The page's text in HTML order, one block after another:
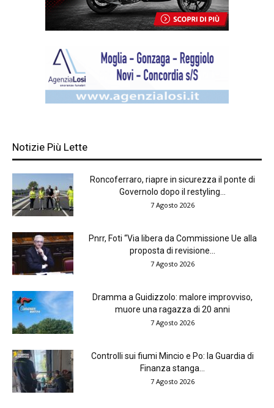
Notizie Più Lette
Roncoferraro, riapre in sicurezza il ponte di
Governolo dopo il restyling...
7 Agosto 2026
Pnrr, Foti “Via libera da Commissione Ue alla
proposta di revisione...
7 Agosto 2026
Dramma a Guidizzolo: malore improvviso,
muore una ragazza di 20 anni
7 Agosto 2026
Controlli sui fiumi Mincio e Po: la Guardia di
Finanza stanga...
7 Agosto 2026